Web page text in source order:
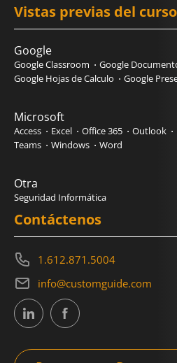
Vistas previas del curso
Google
Google Classroom
Google
Google Hojas de Calculo
Google
Microsoft
Access Excel Office 365 Outlook
Teams
Windows Word
Otra
Seguridad Informática
Contáctenos
1.612.871.5004
info@customguide.com